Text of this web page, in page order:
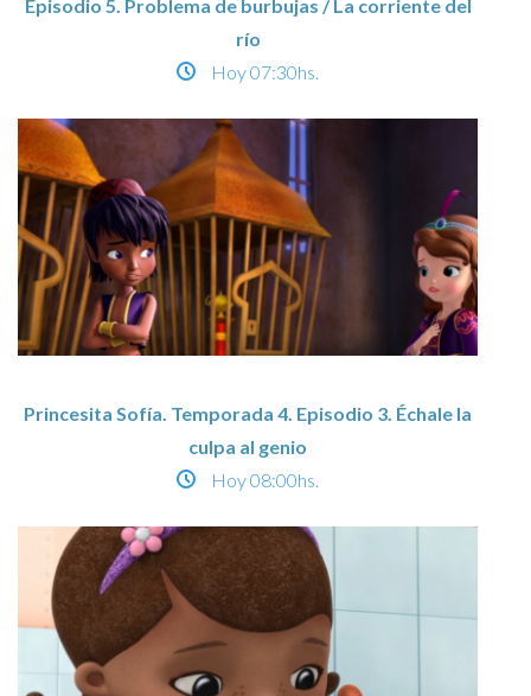
Episodio 5. Problema de burbujas / La corriente del
río
Hoy07:30hs.
Princesita Sofía. Temporada 4. Episodio 3. Échale la
culpa al genio
Hoy08:00hs.